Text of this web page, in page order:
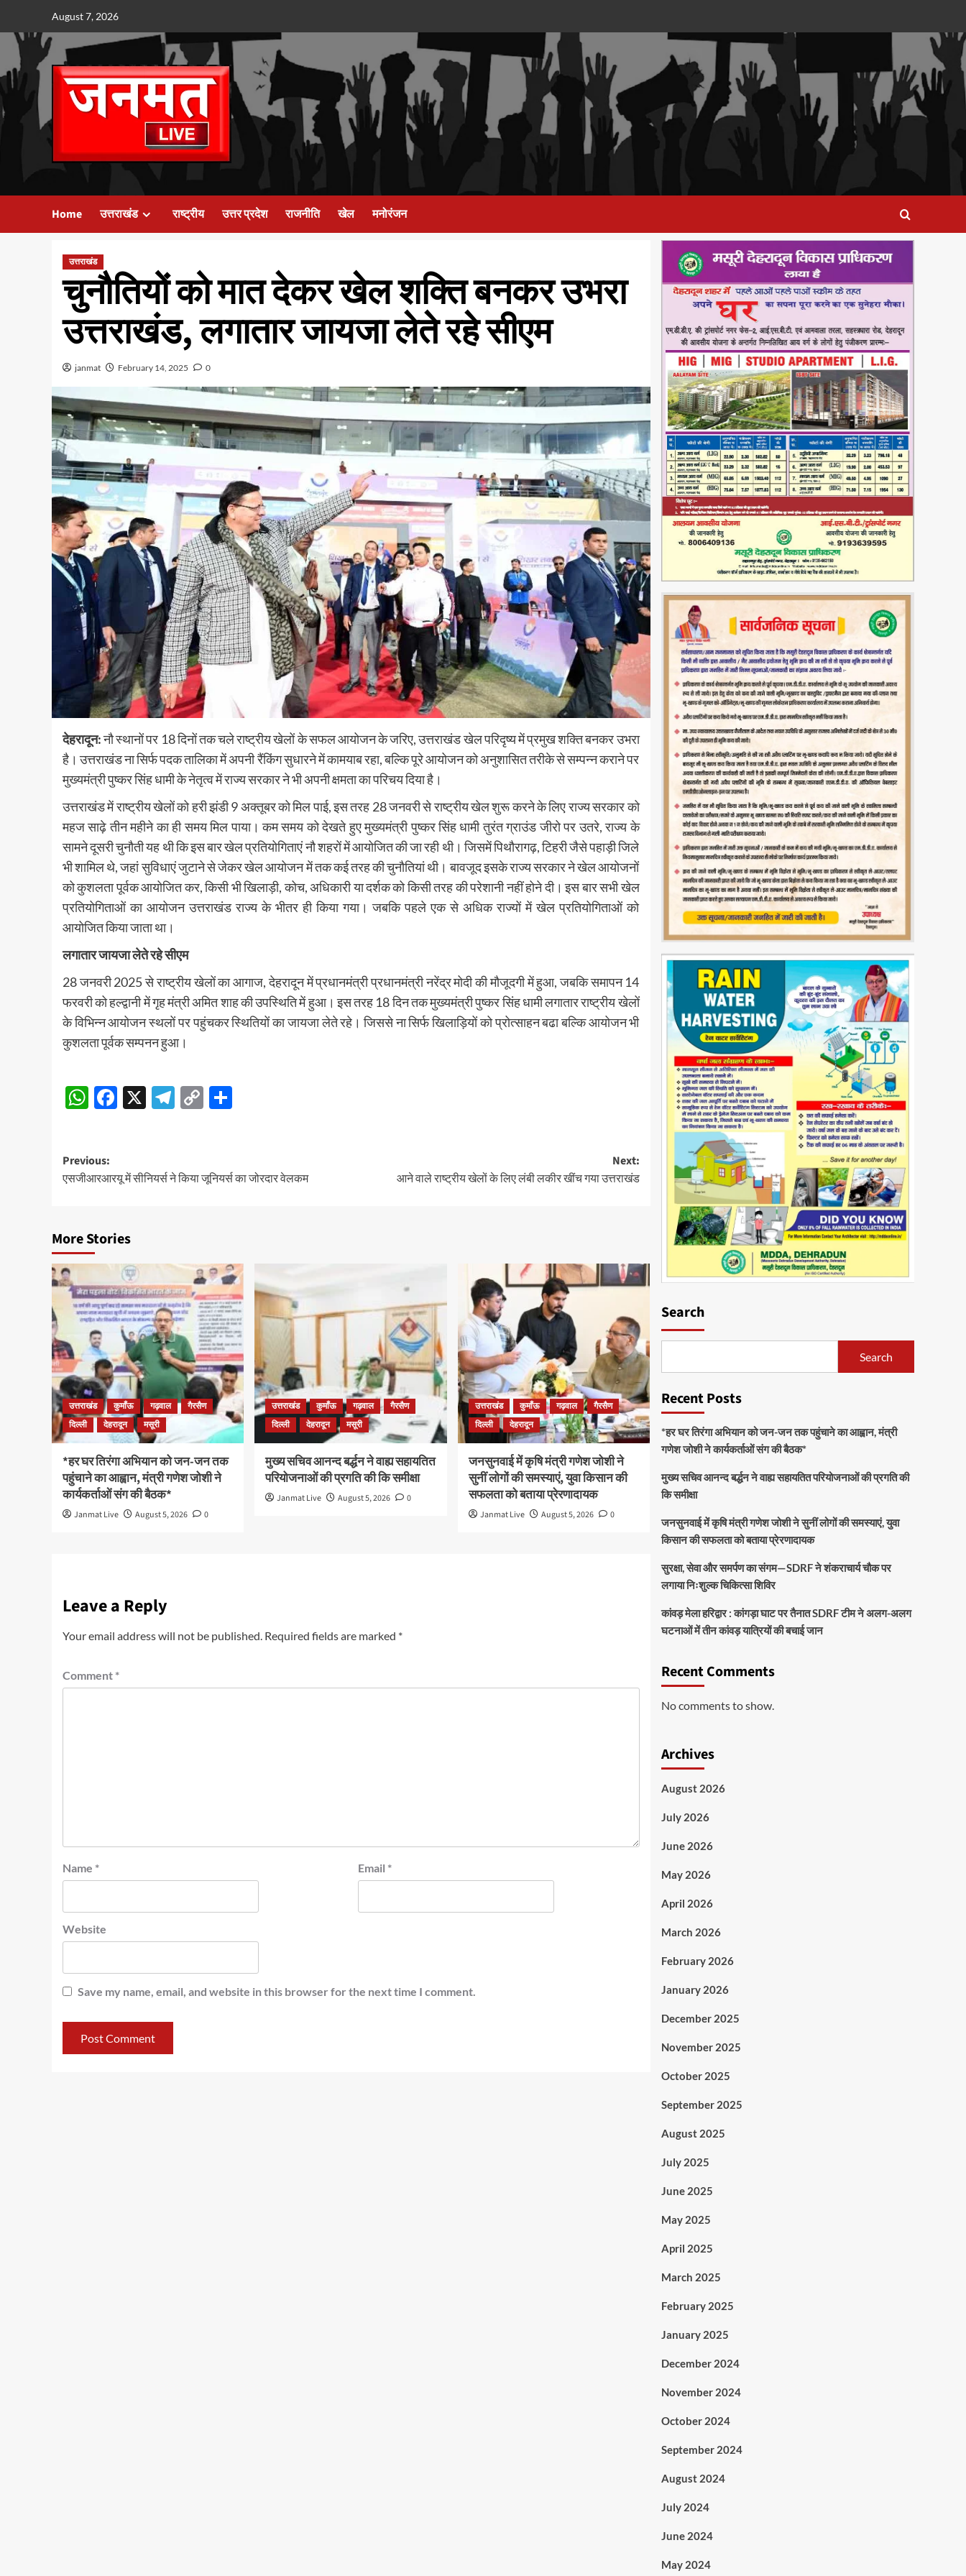
content
August 7, 2026
Home उत्तराखंड राष्ट्रीय उत्तर प्रदेश राजनीति खेल मनोरंजन
उत्तराखंड
चुनौतियों को मात देकर खेल शक्ति बनकर उभरा
उत्तराखंड, लगातार जायजा लेते रहे सीएम
janmat February 14, 2025 0
देहरादून:नौ स्थानों पर 18 दिनों तक चले राष्ट्रीय खेलों के सफल आयोजन के जरिए, उत्तराखंड खेल परिदृष्य में प्रमुख शक्ति बनकर उभरा
है। उत्तराखंड ना सिर्फ पदक तालिका में अपनी रैंकिंग सुधारने में कामयाब रहा, बल्कि पूरे आयोजन को अनुशासित तरीके से सम्पन्न कराने पर
मुख्यमंत्री पुष्कर सिंह धामी के नेतृत्व में राज्य सरकार ने भी अपनी क्षमता का परिचय दिया है।
उत्तराखंड में राष्ट्रीय खेलों को हरी झंडी 9 अक्तूबर को मिल पाई, इस तरह 28 जनवरी से राष्ट्रीय खेल शुरू करने के लिए राज्य सरकार को
महज साढ़े तीन महीने का ही समय मिल पाया। कम समय को देखते हुए मुख्यमंत्री पुष्कर सिंह धामी तुरंत ग्राउंड जीरो पर उतरे, राज्य के
सामने दूसरी चुनौती यह थी कि इस बार खेल प्रतियोगिताएं नौ शहरों में आयोजित की जा रही थी। जिसमें पिथौरागढ़, टिहरी जैसे पहाड़ी जिले
भी शामिल थे, जहां सुविधाएं जुटाने से जेकर खेल आयोजन में तक कई तरह की चुनौतियां थी। बावजूद इसके राज्य सरकार ने खेल आयोजनों
को कुशलता पूर्वक आयोजित कर, किसी भी खिलाड़ी, कोच, अधिकारी या दर्शक को किसी तरह की परेशानी नहीं होने दी। इस बार सभी खेल
प्रतियोगिताओं का आयोजन उत्तराखंड राज्य के भीतर ही किया गया। जबकि पहले एक से अधिक राज्यों में खेल प्रतियोगिताओं को
आयोजित किया जाता था।
लगातार जायजा लेते रहे सीएम
28 जनवरी 2025 से राष्ट्रीय खेलों का आगाज, देहरादून में प्रधानमंत्री प्रधानमंत्री नरेंद्र मोदी की मौजूदगी में हुआ, जबकि समापन 14
फरवरी को हल्द्वानी में गृह मंत्री अमित शाह की उपस्थिति में हुआ। इस तरह 18 दिन तक मुख्यमंत्री पुष्कर सिंह धामी लगातार राष्ट्रीय खेलों
के विभिन्न आयोजन स्थलों पर पहुंचकर स्थितियों का जायजा लेते रहे। जिससे ना सिर्फ खिलाड़ियों को प्रोत्साहन बढा बल्कि आयोजन भी
कुशलता पूर्वक सम्पनन हुआ।
Post
Navigation
WhatsApp
Facebook
X Telegram
Copy
Post
navigation
Previous:
एसजीआरआरयू में सीनियर्स ने किया जूनियर्स का जोरदार वेलकम
Next:
आने वाले राष्ट्रीय खेलों के लिए लंबी लकीर खींच गया उत्तराखंड
More Stories
उत्तराखंड कुमाँऊ गढ़वाल
गैरसैण
दिल्ली
देहरादून मसूरी
*हर घर तिरंगा अभियान को जन-जन तक
पहुंचाने का आह्वान, मंत्री गणेश जोशी ने
कार्यकर्ताओं संग की बैठक*
Janmat Live August 5, 2026 0
उत्तराखंड कुमाँऊ गढ़वाल
गैरसैण
दिल्ली
देहरादून मसूरी
मुख्य सचिव आनन्द बर्द्धन ने वाह्य सहायतित
परियोजनाओं की प्रगति की कि समीक्षा
Janmat Live August 5, 2026 0
उत्तराखंड कुमाँऊ गढ़वाल
गैरसैण
दिल्ली
देहरादून
जनसुनवाई में कृषि मंत्री गणेश जोशी ने
सुनीं लोगों की समस्याएं, युवा किसान की
सफलता को बताया प्रेरणादायक
Janmat Live August 5, 2026 0
Leave a Reply
Your email address will not be published. Required fields are marked *
Comment *
Name * Email *
Website
Save my name, email, and website in this browser for the next time I comment.
Search
Search
Recent Posts
*हर घर तिरंगा अभियान को जन-जन तक पहुंचाने का आह्वान, मंत्री
गणेश जोशी ने कार्यकर्ताओं संग की बैठक*
मुख्य सचिव आनन्द बर्द्धन ने वाह्य सहायतित परियोजनाओं की प्रगति की
कि समीक्षा
जनसुनवाई में कृषि मंत्री गणेश जोशी ने सुनीं लोगों की समस्याएं, युवा
किसान की सफलता को बताया प्रेरणादायक
सुरक्षा, सेवा और समर्पण का संगम—SDRF ने शंकराचार्य चौक पर
लगाया निःशुल्क चिकित्सा शिविर
कांवड़ मेला हरिद्वार : कांगड़ा घाट पर तैनात SDRF टीम ने अलग-अलग
घटनाओं में तीन कांवड़ यात्रियों की बचाई जान
Recent Comments
No comments to show.
Archives
August 2026
July 2026
June 2026
May 2026
April 2026
March 2026
February 2026
January 2026
December 2025
November 2025
October 2025
September 2025
August 2025
July 2025
June 2025
May 2025
April 2025
March 2025
February 2025
January 2025
December 2024
November 2024
October 2024
September 2024
August 2024
July 2024
June 2024
May 2024